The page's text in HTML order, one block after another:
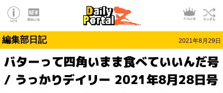
編集部日記 2021年8月29日
バターって四角いまま食べていいんだ号
/ うっかりデイリー 2021年8月28日号